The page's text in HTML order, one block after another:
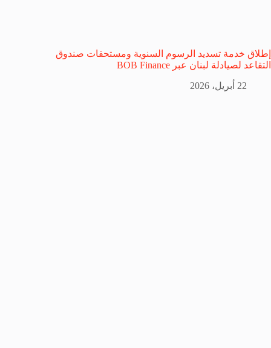
إطلاق خدمة تسديد الرسوم السنوية ومستحقات صندوق
التقاعد لصيادلة لبنان عبر BOB Finance
22 أبريل، 2026